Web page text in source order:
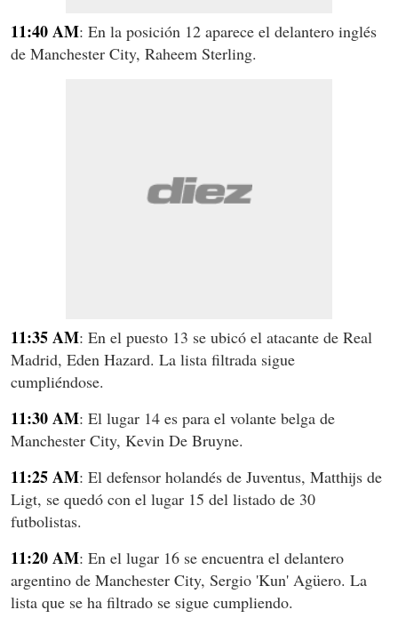
11:40 AM: En la posición 12 aparece el delantero inglés
de Manchester City, Raheem Sterling.
11:35 AM: En el puesto 13 se ubicó el atacante de Real
Madrid, Eden Hazard. La lista filtrada sigue
cumpliéndose.
11:30 AM: El lugar 14 es para el volante belga de
Manchester City, Kevin De Bruyne.
11:25 AM: El defensor holandés de Juventus, Matthijs de
Ligt, se quedó con el lugar 15 del listado de 30
futbolistas.
11:20 AM: En el lugar 16 se encuentra el delantero
argentino de Manchester City, Sergio 'Kun' Agüero. La
lista que se ha filtrado se sigue cumpliendo.